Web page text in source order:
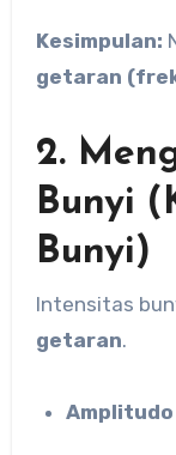
Kesimpulan:
getaran
2.
Bunyi
Bunyi)
Intensitas
getaran.